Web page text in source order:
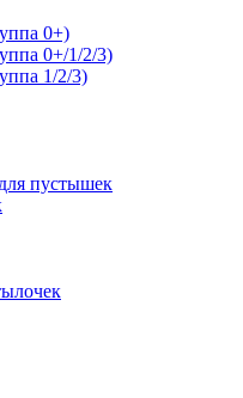
0+)
0+/1/2/3)
1/2/3)
пустышек